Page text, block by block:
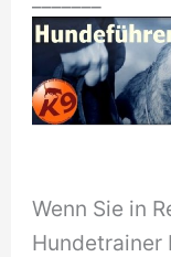
Wenn Sie in
Hundetrainer